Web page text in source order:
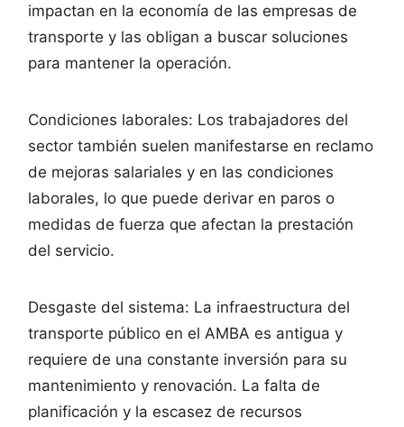
impactan en la economía de las empresas de
transporte y las obligan a buscar soluciones
para mantener la operación.
Condiciones laborales: Los trabajadores del
sector también suelen manifestarse en reclamo
de mejoras salariales y en las condiciones
laborales, lo que puede derivar en paros o
medidas de fuerza que afectan la prestación
del servicio.
Desgaste del sistema: La infraestructura del
transporte público en el AMBA es antigua y
requiere de una constante inversión para su
mantenimiento y renovación. La falta de
planificación y la escasez de recursos